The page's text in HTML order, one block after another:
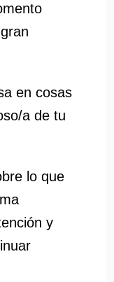
en cosas
a de tu
lo que
y